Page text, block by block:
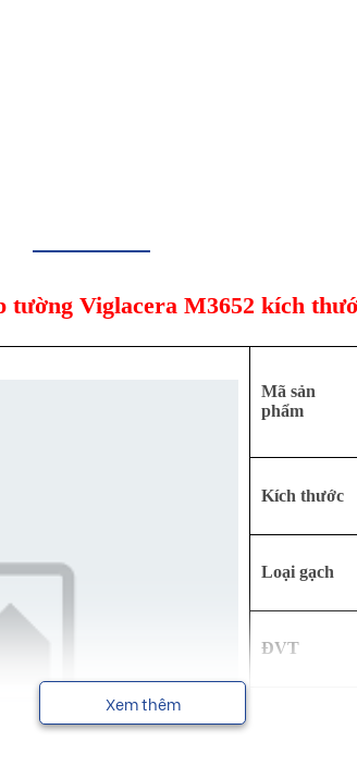
tường Viglacera M3652 kích
Mã sản
phẩm
Kích thước
Loại gạch
ĐVT
Xem thêm